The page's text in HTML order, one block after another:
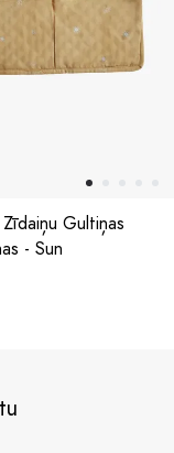
Gultiņas
- Sun